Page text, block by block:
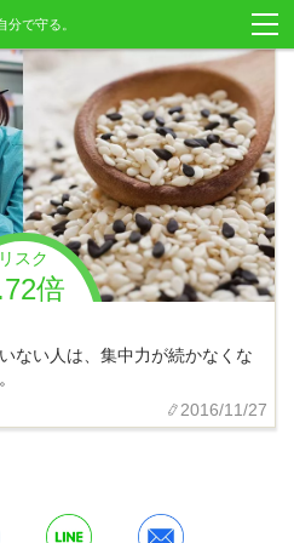
リスク
倍
ない人は、集中力が続かなくな
2016/11/27
分で守る。